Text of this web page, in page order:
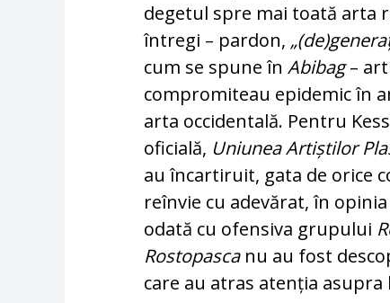
degetul spre mai toată arta
întregi – pardon,
cum se spune înAbibag–
compromiteau epidemic în
arta occidentală. Pentru
oficială, Uniunea Artiștilor
au încartiruit, gata de orice
reînvie cu adevărat, în
odată cu ofensiva grupului
Rostopascanu au fost
care au atras atenția